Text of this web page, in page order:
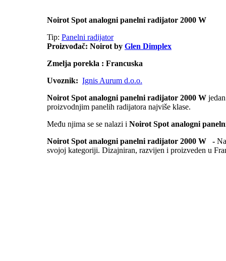
Noirot Spot analogni panelni radijator 2000 W
Tip: Panelni radijator
Proizvođač: Noirot by Glen Dimplex
Zmelja porekla : Francuska
Uvoznik: Ignis Aurum d.o.o.
Noirot Spot analogni panelni radijator 2000 W
proizvodnjim panelih radijatora najviše klase.
Među njima se se nalazi i Noirot Spot analogni
Noirot Spot analogni panelni radijator 2000 W -
svojoj kategoriji. Dizajniran, razvijen i proizveden u